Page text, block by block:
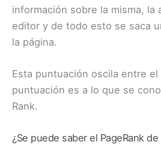
información sobre la misma, la
editor y de todo esto se saca
la página.
Esta puntuación oscila entre el
puntuación es a lo que se
Rank.
¿Se puede saber el PageRank